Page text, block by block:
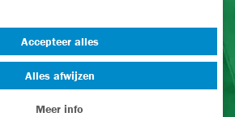
Accepteer alles
Alles afwijzen
Meer info